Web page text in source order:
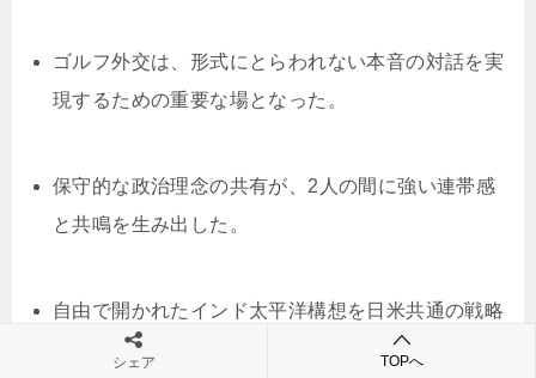
ゴルフ外交は、形式にとらわれない本音の対話を実
現するための重要な場となった。
保守的な政治理念の共有が、2人の間に強い連帯感
と共鳴を生み出した。
自由で開かれたインド太平洋構想を日米共通の戦略
に育て上げた成果は大きい。
シェア TOPへ